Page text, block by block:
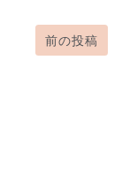
前の投稿